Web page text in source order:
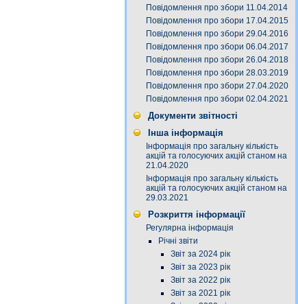
Повідомлення про збори 11.04.2014
Повідомлення про збори 17.04.2015
Повідомлення про збори 29.04.2016
Повідомлення про збори 06.04.2017
Повідомлення про збори 26.04.2018
Повідомлення про збори 28.03.2019
Повідомлення про збори 27.04.2020
Повідомлення про збори 02.04.2021
Документи звітності
Інша інформація
Інформація про загальну кількість
акцій та голосуючих акцій станом на
21.04.2020
Інформація про загальну кількість
акцій та голосуючих акцій станом на
29.03.2021
Розкриття інформації
Регулярна інформація
Річні звіти
Звіт за 2024 рік
Звіт за 2023 рік
Звіт за 2022 рік
Звіт за 2021 рік